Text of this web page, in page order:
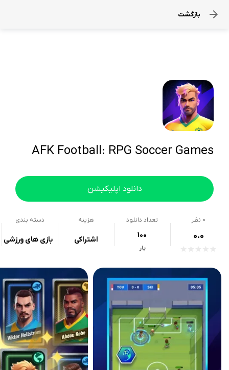
بازگشت
AFK Football: RPG Soccer Games
دانلود اپلیکیشن
0 نظر
0.0
تعداد دانلود
100
بار
هزینه
اشتراکی
دسته بندی
بازی های ورزشی